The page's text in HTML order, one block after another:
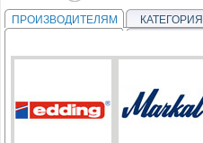
ПРОИЗВОДИТЕЛЯМ